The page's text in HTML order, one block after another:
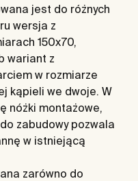
jest do różnych
wersja z
150x70,
wariant z
w rozmiarze
kąpieli we dwoje. W
nóżki montażowe,
zabudowy pozwala
w istniejącą
zarówno do